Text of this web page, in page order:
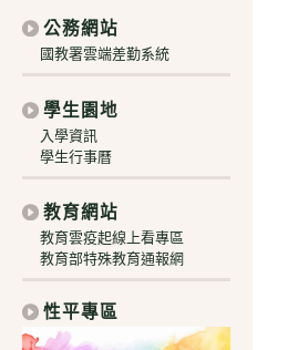
公務網站
國教署雲端差勤系統
學生園地
入學資訊
學生行事曆
教育網站
教育雲疫起線上看專區
教育部特殊教育通報網
性平專區